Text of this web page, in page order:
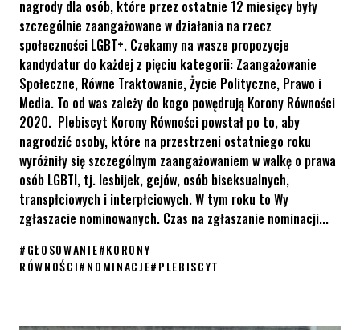
nagrody dla osób, które przez ostatnie 12 miesięcy były
szczególnie zaangażowane w działania na rzecz
społeczności LGBT+. Czekamy na wasze propozycje
kandydatur do każdej z pięciu kategorii: Zaangażowanie
Społeczne, Równe Traktowanie, Życie Polityczne, Prawo i
Media. To od was zależy do kogo powędrują Korony Równości
2020. Plebiscyt Korony Równości powstał po to, aby
nagrodzić osoby, które na przestrzeni ostatniego roku
wyróżniły się szczególnym zaangażowaniem w walkę o prawa
osób LGBTI, tj. lesbijek, gejów, osób biseksualnych,
transpłciowych i interpłciowych. W tym roku to Wy
zgłaszacie nominowanych. Czas na zgłaszanie nominacji...
#GŁOSOWANIE#KORONY
RÓWNOŚCI#NOMINACJE#PLEBISCYT